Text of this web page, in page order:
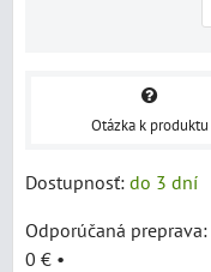
Otázka k produktu
Dostupnosť: do 3 dní
0 € •